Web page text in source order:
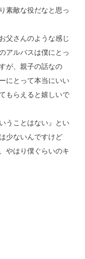
素敵な役だなと思っ
父さんのような感じ
アルバスは僕にとっ
が、親子の話なの
にとって本当にいい
もらえると嬉しいで
うことはない』とい
少ないんですけど
やはり僕ぐらいのキ